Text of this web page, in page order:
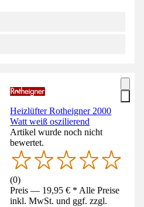
Heizlüfter Rotheigner 2000
Watt weiß oszilierend
Artikel wurde noch nicht
bewertet.
(0)
Preis — 19,95 € * Alle Preise
inkl. MwSt. und ggf. zzgl.